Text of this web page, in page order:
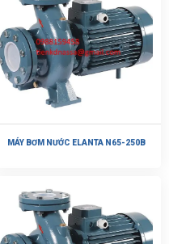
MÁY BƠM NƯỚC ELANTA N65-250B